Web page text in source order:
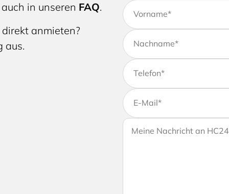
in unseren FAQ.
anmieten?
aus.
Vorname*
Nachname*
Telefon*
E-Mail*
Wenn Sie uns weitere
Ihrer Anfrage gerne eine
Ihre Nachricht an HC24